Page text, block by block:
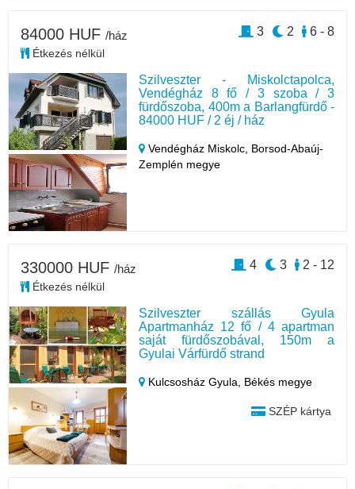
Szilveszter - Miskolctapolca,
Vendégház 8 fő / 3 szoba / 3
fürdőszoba, 400m a Barlangfürdő -
84000 HUF / 2 éj / ház
Vendégház Miskolc, Borsod-Abaúj-
Zemplén megye
84000 HUF /ház
Étkezés nélkül
6 - 8
2
3
Szilveszter szállás Gyula
Apartmanház 12 fő / 4 apartman
saját fürdőszobával, 150m a
Gyulai Várfürdő strand
Kulcsosház Gyula, Békés megye
SZÉP kártya
330000 HUF /ház
Étkezés nélkül
2 - 12
3
4